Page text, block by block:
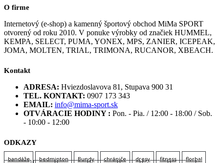
O firme
Internetový (e-shop) a kamenný športový obchod MiMa SPORT
otvorený od roku 2010. V ponuke výrobky od značiek HUMMEL,
KEMPA, SELECT, PUMA, YONEX, MPS, ZANIER, ICEPEAK,
JOMA, MOLTEN, TRIAL, TRIMONA, RUCANOR, XBEACH.
Kontakt
ADRESA: Hviezdoslavova 81, Stupava 900 31
TEL. KONTAKT: 0907 173 343
EMAIL: info@mima-sport.sk
OTVÁRACIE HODINY : Pon. - Pia. / 12:00 - 18:00 / Sob.
- 10:00 - 12:00
ODKAZY
bandáže bedminton Bundy chrániče dresy fitness
florbal